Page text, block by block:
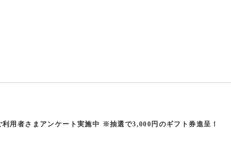
用者さまアンケート実施中 ※抽選で3,000円のギフト券進呈！